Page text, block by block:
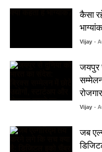
कैसा
Vijay -
जयपुर
Vijay -
जब